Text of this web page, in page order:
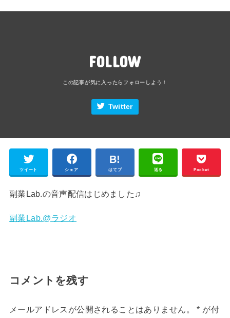
FOLLOW
Twitter
ツイート シェア はてブ 送る Pocket
副業Lab.の音声配信はじめました♫
副業Lab.@ラジオ
コメントを残す
メールアドレスが公開されることはありません。 * が付